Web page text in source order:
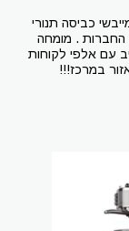
כביסה תנורי
החברות . מומחה
עם אלפי לקוחות